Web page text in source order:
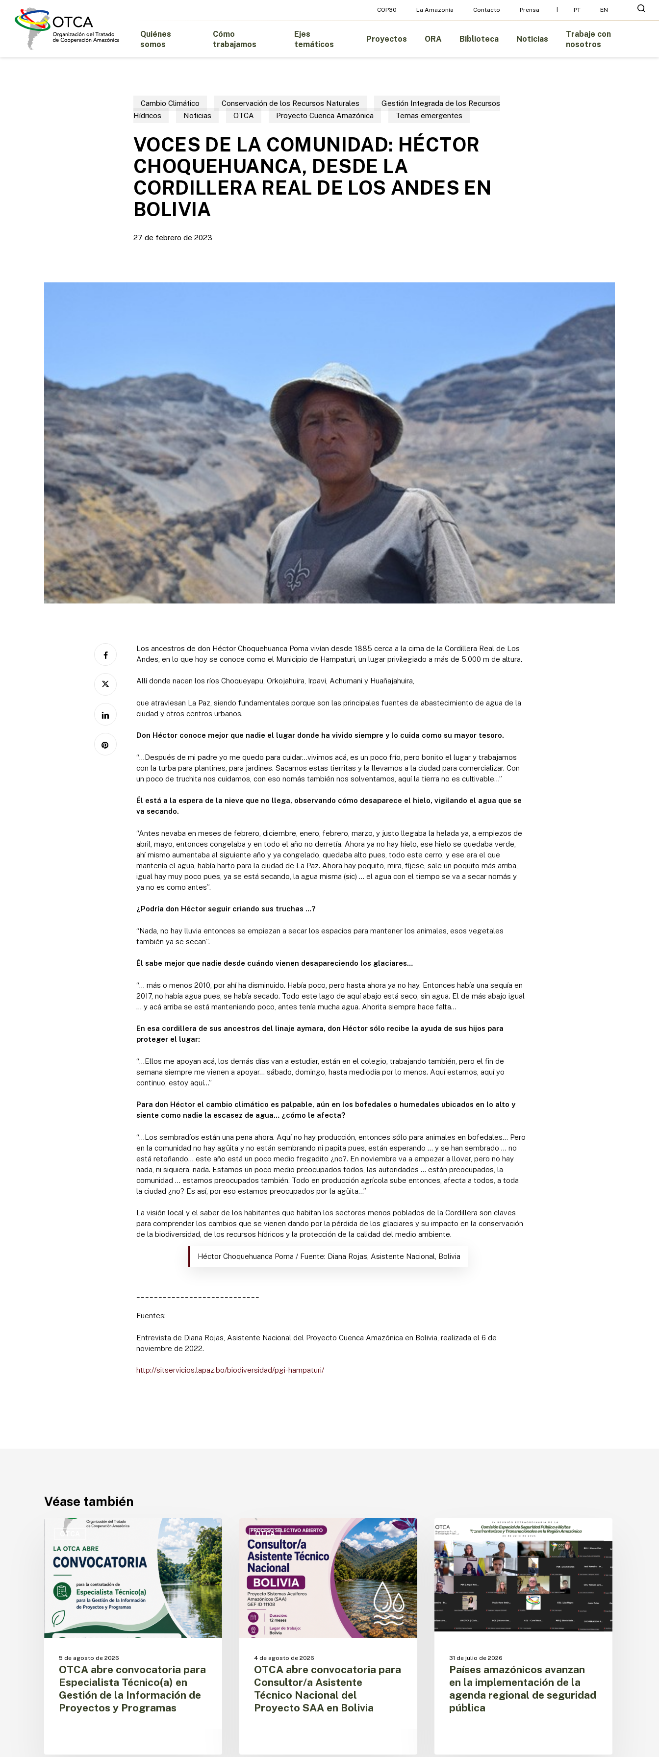
COP30 La Amazonía Contacto Prensa PT EN
Presione enter para buscar o ESC para cerrar
Quiénes
somos
Cómo
trabajamos
Ejes
temáticos
Proyectos ORA Biblioteca Noticias
Trabaje con
nosotros
Cambio Climático Conservación de los Recursos Naturales
Gestión Integrada de los Recursos
Hídricos
Noticias OTCA Proyecto Cuenca Amazónica Temas emergentes
VOCES DE LA COMUNIDAD: HÉCTOR
CHOQUEHUANCA, DESDE LA
CORDILLERA REAL DE LOS ANDES EN
BOLIVIA
27 de febrero de 2023
Los ancestros de don Héctor Choquehuanca Poma vivían desde 1885 cerca a la cima de la Cordillera Real de Los
Andes, en lo que hoy se conoce como el Municipio de Hampaturi, un lugar privilegiado a más de 5.000 m de altura.
Allí donde nacen los ríos Choqueyapu, Orkojahuira, Irpavi, Achumani y Huañajahuira,
que atraviesan La Paz, siendo fundamentales porque son las principales fuentes de abastecimiento de agua de la
ciudad y otros centros urbanos.
Don Héctor conoce mejor que nadie el lugar donde ha vivido siempre y lo cuida como su mayor tesoro.
“…Después de mi padre yo me quedo para cuidar…vivimos acá, es un poco frío, pero bonito el lugar y trabajamos
con la turba para plantines, para jardines. Sacamos estas tierritas y la llevamos a la ciudad para comercializar. Con
un poco de truchita nos cuidamos, con eso nomás también nos solventamos, aquí la tierra no es cultivable…”
Él está a la espera de la nieve que no llega, observando cómo desaparece el hielo, vigilando el agua que se
va secando.
“Antes nevaba en meses de febrero, diciembre, enero, febrero, marzo, y justo llegaba la helada ya, a empiezos de
abril, mayo, entonces congelaba y en todo el año no derretía. Ahora ya no hay hielo, ese hielo se quedaba verde,
ahí mismo aumentaba al siguiente año y ya congelado, quedaba alto pues, todo este cerro, y ese era el que
mantenía el agua, había harto para la ciudad de La Paz. Ahora hay poquito, mira, fíjese, sale un poquito más arriba,
igual hay muy poco pues, ya se está secando, la agua misma (sic) … el agua con el tiempo se va a secar nomás y
ya no es como antes”.
¿Podría don Héctor seguir criando sus truchas …?
“Nada, no hay lluvia entonces se empiezan a secar los espacios para mantener los animales, esos vegetales
también ya se secan”.
Él sabe mejor que nadie desde cuándo vienen desapareciendo los glaciares…
“… más o menos 2010, por ahí ha disminuido. Había poco, pero hasta ahora ya no hay. Entonces había una sequía en
2017, no había agua pues, se había secado. Todo este lago de aquí abajo está seco, sin agua. El de más abajo igual
… y acá arriba se está manteniendo poco, antes tenía mucha agua. Ahorita siempre hace falta…
En esa cordillera de sus ancestros del linaje aymara, don Héctor sólo recibe la ayuda de sus hijos para
proteger el lugar:
“…Ellos me apoyan acá, los demás días van a estudiar, están en el colegio, trabajando también, pero el fin de
semana siempre me vienen a apoyar… sábado, domingo, hasta mediodía por lo menos. Aquí estamos, aquí yo
continuo, estoy aquí…”
Para don Héctor el cambio climático es palpable, aún en los bofedales o humedales ubicados en lo alto y
siente como nadie la escasez de agua… ¿cómo le afecta?
“…Los sembradíos están una pena ahora. Aquí no hay producción, entonces sólo para animales en bofedales… Pero
en la comunidad no hay agüita y no están sembrando ni papita pues, están esperando … y se han sembrado … no
está retoñando… este año está un poco medio fregadito ¿no?. En noviembre va a empezar a llover, pero no hay
nada, ni siquiera, nada. Estamos un poco medio preocupados todos, las autoridades … están preocupados, la
comunidad … estamos preocupados también. Todo en producción agrícola sube entonces, afecta a todos, a toda
la ciudad ¿no? Es así, por eso estamos preocupados por la agüita…”
La visión local y el saber de los habitantes que habitan los sectores menos poblados de la Cordillera son claves
para comprender los cambios que se vienen dando por la pérdida de los glaciares y su impacto en la conservación
de la biodiversidad, de los recursos hídricos y la protección de la calidad del medio ambiente.
Héctor Choquehuanca Poma / Fuente: Diana Rojas, Asistente Nacional, Bolivia
Fuentes:
Entrevista de Diana Rojas, Asistente Nacional del Proyecto Cuenca Amazónica en Bolivia, realizada el 6 de
noviembre de 2022.
http://sitservicios.lapaz.bo/biodiversidad/pgi-hampaturi/
Véase también
OTCA
OTCA
convocatoria
para
Especialista
Técnico(a)
Gestión
Información
Programas
5 de agosto de 2026
OTCA abre convocatoria para
Especialista Técnico(a) en
Gestión de la Información de
Proyectos y Programas
OTCA
OTCA
abre
convocatoria
para
Consultor/a
Asistente
Técnico
Nacional
del
Proyecto
SAA
4 de agosto de 2026
OTCA abre convocatoria para
Consultor/a Asistente
Técnico Nacional del
Proyecto SAA en Bolivia
CESPIT
amazónicos
avanzan
en
la
implementación
de
agenda
regional
de
31 de julio de 2026
Países amazónicos avanzan
en la implementación de la
agenda regional de seguridad
pública
Menu